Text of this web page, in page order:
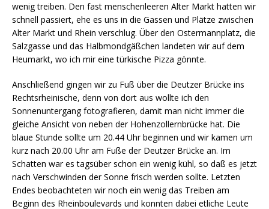
wenig treiben. Den fast menschenleeren Alter Markt hatten wir
schnell passiert, ehe es uns in die Gassen und Plätze zwischen
Alter Markt und Rhein verschlug. Über den Ostermannplatz, die
Salzgasse und das Halbmondgäßchen landeten wir auf dem
Heumarkt, wo ich mir eine türkische Pizza gönnte.
Anschließend gingen wir zu Fuß über die Deutzer Brücke ins
Rechtsrheinische, denn von dort aus wollte ich den
Sonnenuntergang fotografieren, damit man nicht immer die
gleiche Ansicht von neben der Hohenzollernbrücke hat. Die
blaue Stunde sollte um 20.44 Uhr beginnen und wir kamen um
kurz nach 20.00 Uhr am Fuße der Deutzer Brücke an. Im
Schatten war es tagsüber schon ein wenig kühl, so daß es jetzt
nach Verschwinden der Sonne frisch werden sollte. Letzten
Endes beobachteten wir noch ein wenig das Treiben am
Beginn des Rheinboulevards und konnten dabei etliche Leute